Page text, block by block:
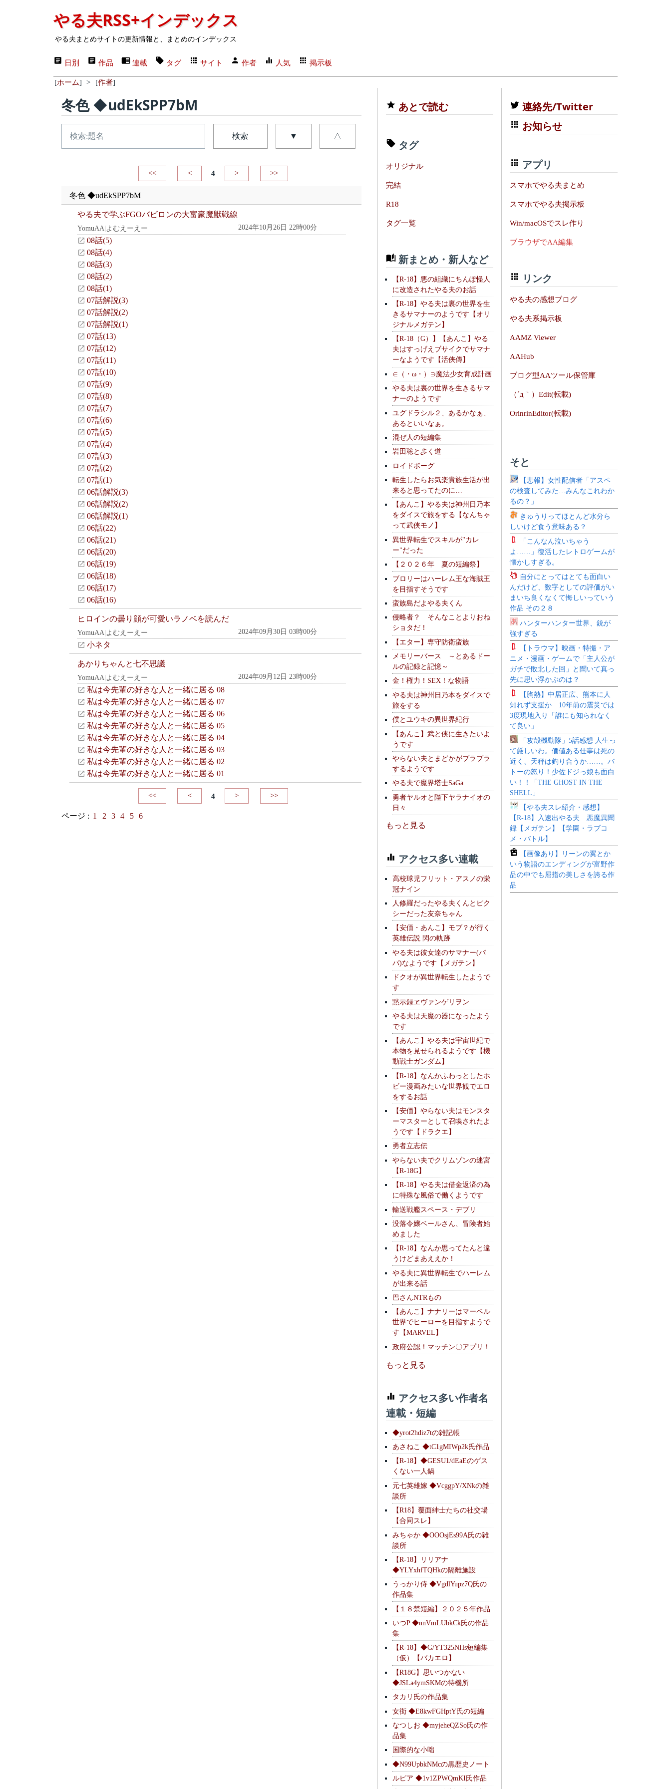
やる夫RSS+インデックス
やる夫まとめサイトの更新情報と、まとめのインデックス
日別 作品 連載 タグ サイト 作者 人気 掲示板
[ホーム] > [作者]
冬色 ◆udEkSPP7bM
検索 ▼ △
<< < 4 > >>
冬色 ◆udEkSPP7bM
やる夫で学ぶFGOバビロンの大富豪魔獣戦線
YomuAA|よむえーえー 2024年10月26日 22時00分
08話(5)
08話(4)
08話(3)
08話(2)
08話(1)
07話解説(3)
07話解説(2)
07話解説(1)
07話(13)
07話(12)
07話(11)
07話(10)
07話(9)
07話(8)
07話(7)
07話(6)
07話(5)
07話(4)
07話(3)
07話(2)
07話(1)
06話解説(3)
06話解説(2)
06話解説(1)
06話(22)
06話(21)
06話(20)
06話(19)
06話(18)
06話(17)
06話(16)
ヒロインの曇り顔が可愛いラノベを読んだ
YomuAA|よむえーえー 2024年09月30日 03時00分
小ネタ
あかりちゃんと七不思議
YomuAA|よむえーえー 2024年09月12日 23時00分
私は今先輩の好きな人と一緒に居る 08
私は今先輩の好きな人と一緒に居る 07
私は今先輩の好きな人と一緒に居る 06
私は今先輩の好きな人と一緒に居る 05
私は今先輩の好きな人と一緒に居る 04
私は今先輩の好きな人と一緒に居る 03
私は今先輩の好きな人と一緒に居る 02
私は今先輩の好きな人と一緒に居る 01
<< < 4 > >>
ページ : 1 2 3 4 5 6
あとで読む
タグ
オリジナル
完結
R18
タグ一覧
新まとめ・新人など
【R-18】悪の組織にちんぽ怪人
に改造されたやる夫のお話
【R-18】やる夫は裏の世界を生
きるサマナーのようです【オリ
ジナルメガテン】
【R-18（G）】【あんこ】やる
夫はすっげえブサイクでサマナ
ーなようです【活俠傳】
∈（・ω・）∋魔法少女育成計画
やる夫は裏の世界を生きるサマ
ナーのようです
ユグドラシル２、あるかなぁ、
あるといいなぁ。
混ぜ人の短編集
岩田聡と歩く道
ロイドボーグ
転生したらお気楽貴族生活が出
来ると思ってたのに…
【あんこ】やる夫は神州日乃本
をダイスで旅をする【なんちゃ
って武侠モノ】
異世界転生でスキルが"カレ
ー"だった
【２０２６年 夏の短編祭】
ブロリーはハーレム王な海賊王
を目指すそうです
蛮族島だよやる夫くん
侵略者？ そんなことよりおね
ショタだ！
【エター】専守防衛蛮族
メモリーバース ～とあるドー
ルの記録と記憶～
金！権力！SEX！な物語
やる夫は神州日乃本をダイスで
旅をする
僕とユウキの異世界紀行
【あんこ】武と侠に生きたいよ
うです
やらない夫とまどかがブラブラ
するようです
やる夫で魔界塔士SaGa
勇者ヤルオと陛下ヤラナイオの
日々
もっと見る
アクセス多い連載
高校球児フリット・アスノの栄
冠ナイン
人修羅だったやる夫くんとピク
シーだった友奈ちゃん
【安価・あんこ】モブ？が行く
英雄伝説 閃の軌跡
やる夫は彼女達のサマナー(パ
パ)なようです【メガテン】
ドクオが異世界転生したようで
す
黙示録ヱヴァンゲリヲン
やる夫は天魔の器になったよう
です
【あんこ】やる夫は宇宙世紀で
本物を見せられるようです【機
動戦士ガンダム】
【R-18】なんかふわっとしたホ
ビー漫画みたいな世界観でエロ
をするお話
【安価】やらない夫はモンスタ
ーマスターとして召喚されたよ
うです【ドラクエ】
勇者立志伝
やらない夫でクリムゾンの迷宮
【R-18G】
【R-18】やる夫は借金返済の為
に特殊な風俗で働くようです
輸送戦艦スペース・デブリ
没落令嬢ベールさん、冒険者始
めました
【R-18】なんか思ってたんと違
うけどまあええか！
やる夫に異世界転生でハーレム
が出来る話
巴さんNTRもの
【あんこ】ナナリーはマーベル
世界でヒーローを目指すようで
す【MARVEL】
政府公認！マッチン〇アプリ！
もっと見る
アクセス多い作者名
連載・短編
◆yrot2hdiz7tの雑記帳
あさねこ ◆tC1gMIWp2k氏作品
【R-18】◆GESU1/dEaEのゲス
くない一人鍋
元七英雄嫁 ◆VcggpY/XNkの雑
談所
【R18】覆面紳士たちの社交場
【合同スレ】
みちゃか ◆OOOsjEs99A氏の雑
談所
【R-18】リリアナ
◆YLYxhfTQHkの隔離施設
うっかり侍 ◆VgdlYupz7Q氏の
作品集
【１８禁短編】２０２５年作品
いつP ◆nnVmLUbkCk氏の作品
集
【R-18】◆G/YT325NHs短編集
（仮）【バカエロ】
【R18G】思いつかない
◆JSLa4ymSKMの待機所
タカリ氏の作品集
女衒 ◆E8kwFGHptY氏の短編
なつしお ◆myjeheQZSo氏の作
品集
国際的な小咄
◆N99UpbkNMcの黒歴史ノート
ルピア ◆1v1ZPWQmKI氏作品
連絡先/Twitter
お知らせ
アプリ
スマホでやる夫まとめ
スマホでやる夫掲示板
Win/macOSでスレ作り
ブラウザでAA編集
リンク
やる夫の感想ブログ
やる夫系掲示板
AAMZ Viewer
AAHub
ブログ型AAツール保管庫
（´д｀）Edit(転載)
OrinrinEditor(転載)
そと
【悲報】女性配信者「アスペ
の検査してみた…みんなこれわか
るの？」
きゅうりってほとんど水分ら
しいけど食う意味ある？
「こんなん泣いちゃう
よ……」復活したレトロゲームが
懐かしすぎる。
自分にとってはとても面白い
んだけど、数字としての評価がい
まいち良くなくて悔しいっていう
作品 その２８
ハンターハンター世界、銃が
強すぎる
【トラウマ】映画・特撮・ア
ニメ・漫画・ゲームで「主人公が
ガチで敗北した回」と聞いて真っ
先に思い浮かぶのは？
【胸熱】中居正広、熊本に人
知れず支援か 10年前の震災では
3度現地入り「誰にも知られなく
て良い」
「攻殻機動隊」5話感想 人生っ
て厳しいわ。価値ある仕事は死の
近く、天秤は釣り合うか……。バ
トーの怒り！少佐ドジっ娘も面白
い！！「THE GHOST IN THE
SHELL」
【やる夫スレ紹介・感想】
【R-18】入速出やる夫 悪魔異聞
録【メガテン】【学園・ラブコ
メ・バトル】
【画像あり】リーンの翼とか
いう物語のエンディングが富野作
品の中でも屈指の美しさを誇る作
品